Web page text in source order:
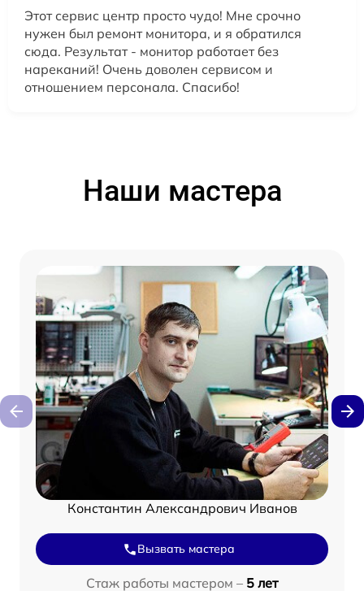
Этот сервис центр просто чудо! Мне срочно
нужен был ремонт монитора, и я обратился
сюда. Результат - монитор работает без
нареканий! Очень доволен сервисом и
отношением персонала. Спасибо!
Наши мастера
Константин Александрович Иванов
Вызвать мастера
Стаж работы мастером – 5 лет